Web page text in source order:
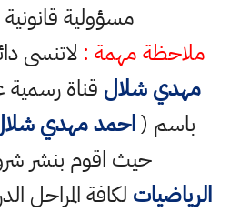
مسؤولية
ملاحظة مهمة : لاتنسى
مهدي شلال قناة رسمية
باسم (احمد مهدي
حيث اقوم بنشر
الرياضيات لكافة المراحل